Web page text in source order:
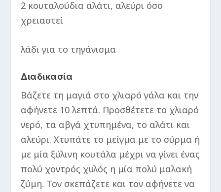
2 κουταλούδια αλάτι, αλεύρι όσο
χρειαστεί
λάδι για το τηγάνισμα
Διαδικασία
Βάζετε τη μαγιά στο χλιαρό γάλα και την
αφήνετε 10 λεπτά. Προσθέτετε το χλιαρό
νερό, τα αβγά χτυπημένα, το αλάτι και
αλεύρι. Χτυπάτε το μείγμα με το σύρμα ή
με μία ξύλινη κουτάλα μέχρι να γίνει ένας
πολύ χοντρός χυλός η μία πολύ μαλακή
ζύμη. Τον σκεπάζετε και τον αφήνετε να